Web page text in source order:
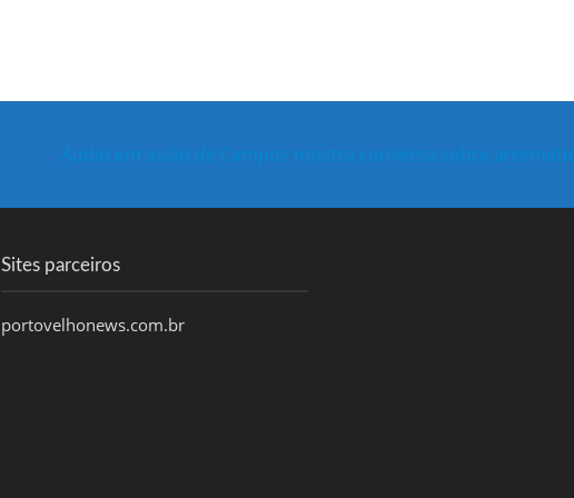
Áudio em avião de Campos mostra conversa sobre
Sites parceiros
portovelhonews.com.br